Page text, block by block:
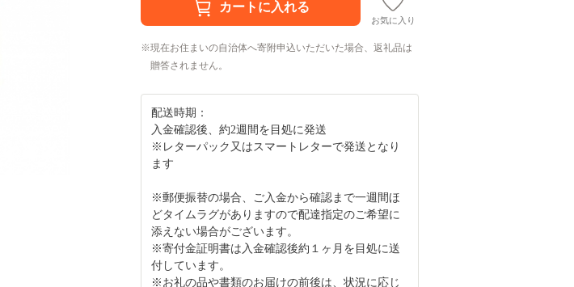
お気に入り
現在お住まいの自治体へ寄附申込いただいた場合、返礼品は
贈答されません。
配送時期：
入金確認後、約2週間を目処に発送
※レターパック又はスマートレターで発送となり
ます
※郵便振替の場合、ご入金から確認まで一週間ほ
どタイムラグがありますので配達指定のご希望に
添えない場合がございます。
※寄付金証明書は入金確認後約１ヶ月を目処に送
付しています。
※お礼の品や書類のお届けの前後は、状況に応じ